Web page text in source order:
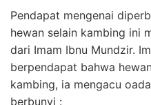
Pendapat mengenai
hewan selain kambing ini
dari Imam Ibnu Mundzir.
berpendapat bahwa
kambing, ia mengacu
berbunyi :